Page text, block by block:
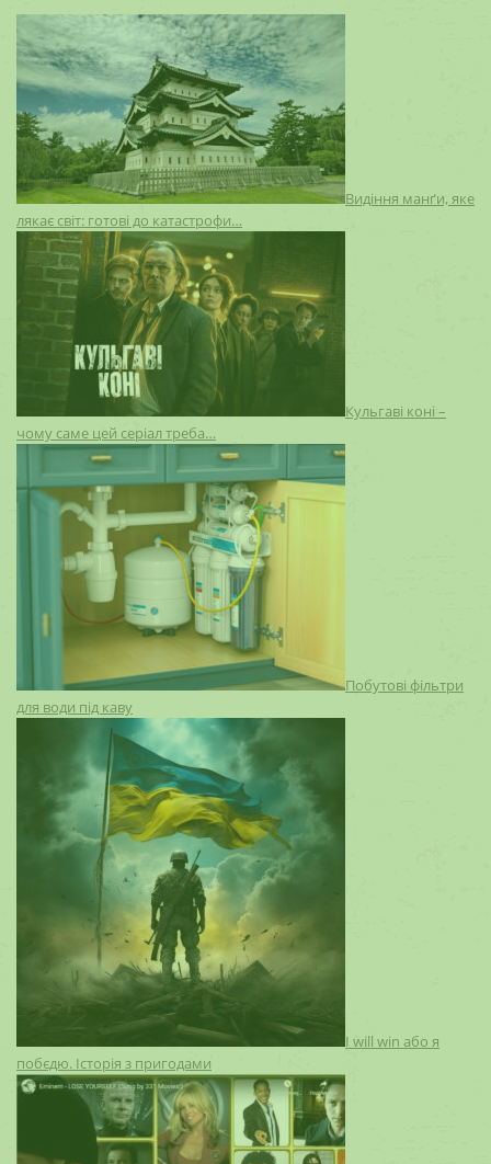
Видіння манґи, яке
лякає світ: готові до катастрофи…
Кульгаві коні –
чому саме цей серіал треба…
Побутові фільтри
для води під каву
I will win або я
побєдю. Історія з пригодами